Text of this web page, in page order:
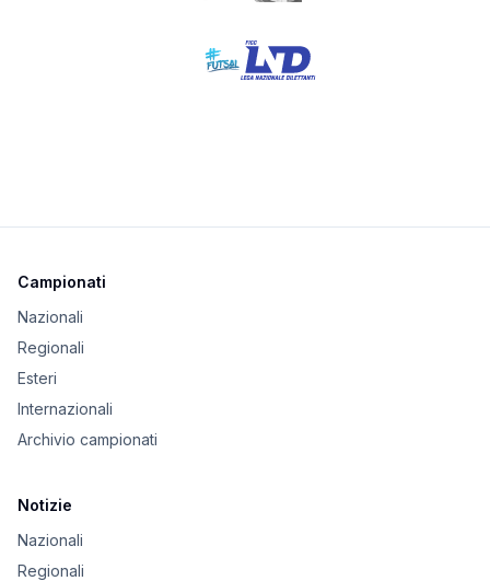
Campionati
Nazionali
Regionali
Esteri
Internazionali
Archivio campionati
Notizie
Nazionali
Regionali